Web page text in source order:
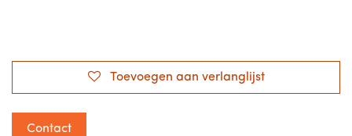
Toevoegen aan verlanglijst
Contact